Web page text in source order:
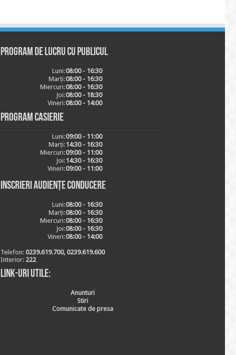
Program de lucru cu publicul
Luni:08:00 - 16:30
Marți:08:00 - 16:30
Miercuri:08:00 - 16:30
Joi:08:00 - 18:30
Vineri:08:00 - 14:00
Program casierie
Luni:09:00 - 11:00
Marți:14:30 - 16:30
Miercuri:09:00 - 11:00
Joi:14:30 - 16:30
Vineri:09:00 - 11:00
Inscrieri audiențe conducere
Luni:08:00 - 16:30
Marți:08:00 - 16:30
Miercuri:08:00 - 16:30
Joi:08:00 - 16:30
Vineri:08:00 - 14:00
Telefon: 0239.619.700, 0239.619.600
Interior: 222
Link-uri utile:
Anunturi
Stiri
Comunicate de presa